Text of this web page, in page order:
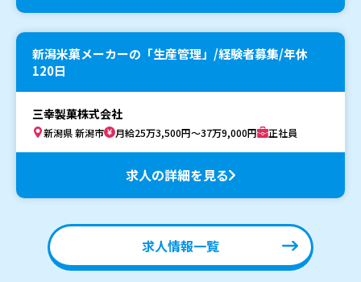
新潟米菓メーカーの「生産管理」/経験者募集/年休
120日
三幸製菓株式会社
新潟県 新潟市 月給25万3,500円～37万9,000円 正社員
求人の詳細を見る
求人情報一覧